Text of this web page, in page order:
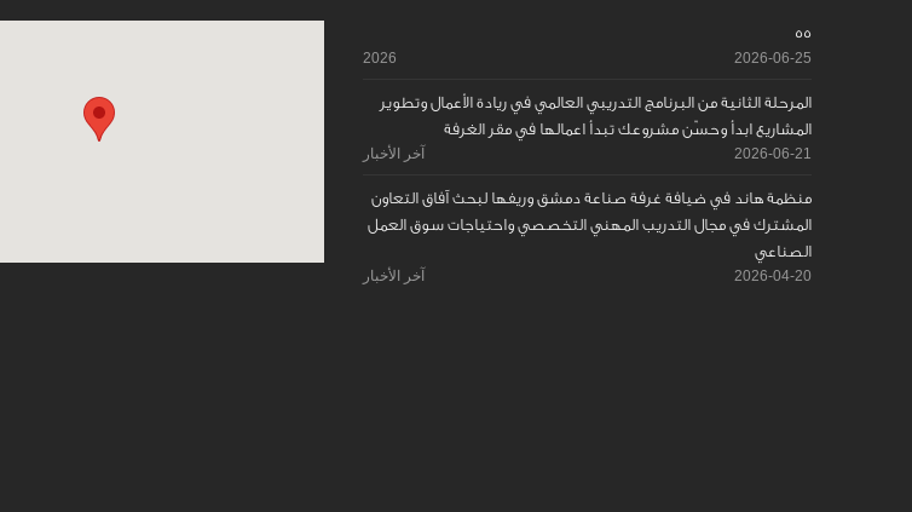
55
2026-06-25
2026
المرحلة الثانية من البرنامج التدريبي العالمي في ريادة الأعمال وتطوير
المشاريع ابدأ وحسّن مشروعك تبدأ اعمالها في مقر الغرفة
2026-06-21 آخر الأخبار
منظمة هاند في ضيافة غرفة صناعة دمشق وريفها لبحث آفاق التعاون
المشترك في مجال التدريب المهني التخصصي واحتياجات سوق العمل
الصناعي
2026-04-20 آخر الأخبار